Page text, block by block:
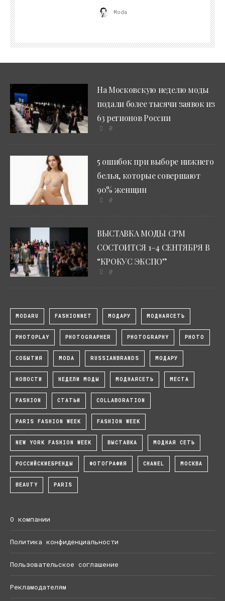
Moda
На Московскую неделю моды
подали более тысячи заявок из
63 регионов России
0
5 ошибок при выборе нижнего
белья, которые совершают
90% женщин
0
ВЫСТАВКА МОДЫ CPM
СОСТОИТСЯ 1–4 СЕНТЯБРЯ В
“КРОКУС ЭКСПО”
0
MODARU FASHIONNET МОДАРУ МОДНАЯСЕТЬ
PHOTOPLAY PHOTOGRAPHER PHOTOGRAPHY PHOTO
СОБЫТИЯ MODA RUSSIANBRANDS МОДАРУ
НОВОСТИ НЕДЕЛИ МОДЫ МОДНАЯСЕТЬ МЕСТА
FASHION СТАТЬИ COLLABORATION
PARIS FASHION WEEK FASHION WEEK
NEW YORK FASHION WEEK ВЫСТАВКА МОДНАЯ СЕТЬ
РОССИЙСКИЕБРЕНДЫ ФОТОГРАФИЯ CHANEL МОСКВА
BEAUTY PARIS
О компании
Политика конфиденциальности
Пользовательское соглашение
Рекламодателям